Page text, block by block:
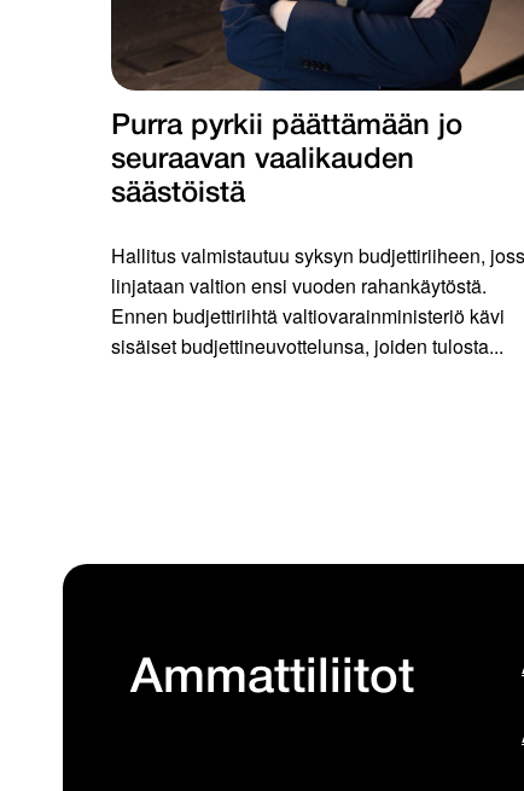
Purra pyrkii päättämään jo
seuraavan vaalikauden
säästöistä
Hallitus valmistautuu syksyn budjettiriiheen,
linjataan valtion ensi vuoden rahankäytöstä.
Ennen budjettiriihtä valtiovarainministeriö kävi
sisäiset budjettineuvottelunsa, joiden tulosta...
Ammattiliitot